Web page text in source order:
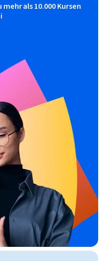
als 10.000 Kursen